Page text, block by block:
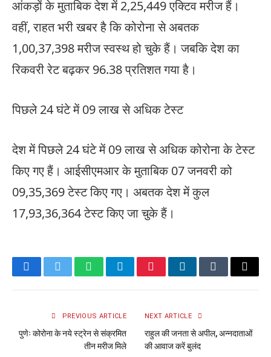
आंकड़ों के मुताबिक देश में 2,25,449 एक्टिव मरीज हैं।
वहीं, राहत भरी खबर है कि कोरोना से अबतक
1,00,37,398 मरीज स्वस्थ हो चुके हैं। जबकि देश का
रिकवरी रेट बढ़कर 96.38 प्रतिशत गया है।
पिछले 24 घंटे में 09 लाख से अधिक टेस्ट
देश में पिछले 24 घंटे में 09 लाख से अधिक कोरोना के टेस्ट
किए गए हैं। आईसीएमआर के मुताबिक 07 जनवरी को
09,35,369 टेस्ट किए गए। अबतक देश में कुल
17,93,36,364 टेस्ट किए जा चुके हैं।
FacebookTwitterWhatsAppTelegramPinterestLinkedInTumblrEmail
PREVIOUS ARTICLE
पुणेः कोरोना के नये स्ट्रेन से संक्रमित
तीन मरीज मिले
NEXT ARTICLE
राहुल की जनता से अपील, अन्नदाताओं
की आवाज करें बुलंद